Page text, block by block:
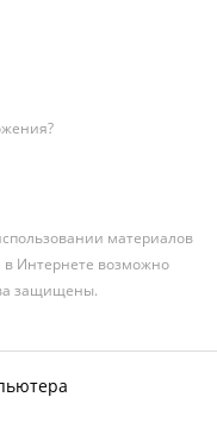
материалов
в Интернете возможно
защищены.